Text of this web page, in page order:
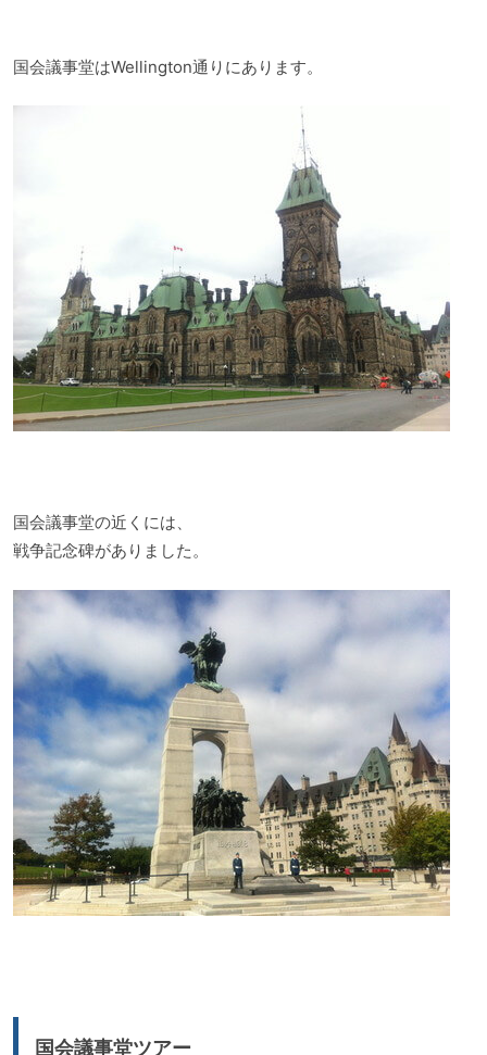
国会議事堂はWellington通りにあります。
国会議事堂の近くには、
戦争記念碑がありました。
国会議事堂ツアー